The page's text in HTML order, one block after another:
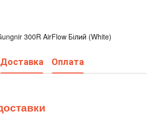
300R AirFlow Білий (White)
Доставка Оплата